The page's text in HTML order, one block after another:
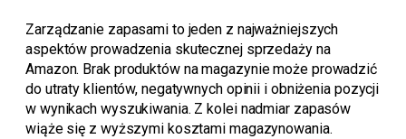
Zarządzanie zapasami to jeden z najważniejszych
aspektów prowadzenia skutecznej sprzedaży na
Amazon. Brak produktów na magazynie może prowadzić
do utraty klientów, negatywnych opinii i obniżenia pozycji
w wynikach wyszukiwania. Z kolei nadmiar zapasów
wiąże się z wyższymi kosztami magazynowania.